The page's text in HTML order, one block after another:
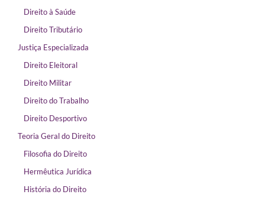
Direito à Saúde
Direito Tributário
Justiça Especializada
Direito Eleitoral
Direito Militar
Direito do Trabalho
Direito Desportivo
Teoria Geral do Direito
Filosofia do Direito
Hermêutica Jurídica
História do Direito